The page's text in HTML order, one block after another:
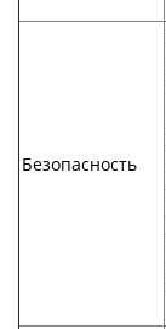
Безопасность